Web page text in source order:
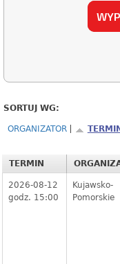
SORTUJ WG:
ORGANIZATOR
TERMIN
2026-08-12
godz. 15:00
Kujawsko-
Pomorskie